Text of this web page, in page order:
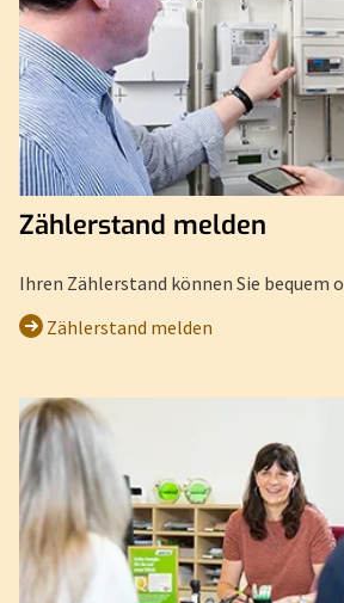
Zählerstand melden
Ihren Zählerstand können Sie bequem
Zählerstand melden